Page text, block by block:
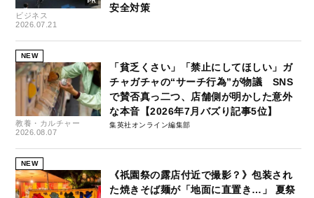
ビジネス
2026.07.21
安全対策
NEW
教養・カルチャー
2026.08.07
「貧乏くさい」「禁止にしてほしい」ガ
チャガチャの“サーチ行為”が物議 SNS
で賛否真っ二つ、店舗側が明かした意外
な本音【2026年7月バズり記事5位】
集英社オンライン編集部
NEW
《祇園祭の露店付近で撮影？》包装され
た焼きそば麺が「地面に直置き…」 夏祭